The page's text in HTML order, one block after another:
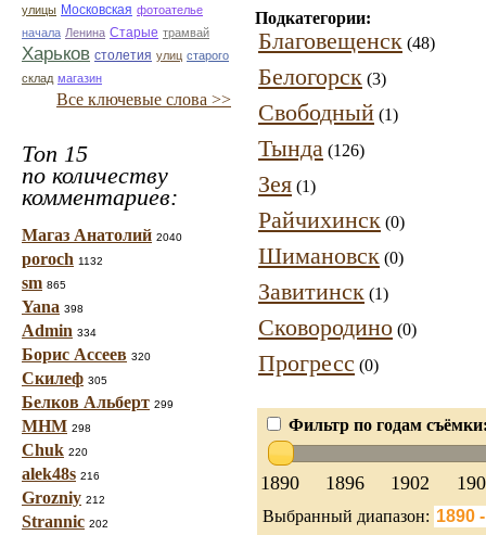
улицы Московская фотоателье
начала Ленина Старые трамвай
Харьков столетия улиц старого
склад магазин
Все ключевые слова >>
Топ 15
по количеству
комментариев:
Магаз Анатолий 2040
poroch 1132
sm 865
Yana 398
Admin 334
Борис Ассеев 320
Скилеф 305
Белков Альберт 299
МНМ 298
Chuk 220
alek48s 216
Grozniy 212
Strannic 202
Подкатегории:
Благовещенск (48)
Белогорск (3)
Свободный (1)
Тында (126)
Зея (1)
Райчихинск (0)
Шимановск (0)
Завитинск (1)
Сковородино (0)
Прогресс (0)
Фильтр по годам
1890 1896 1902
Выбранный диапазон: